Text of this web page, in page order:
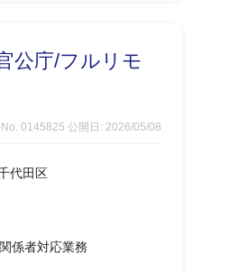
公庁/フルリモ
0145825 公開日: 2026/05/08
代田区
係者対応業務